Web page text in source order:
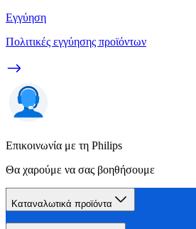
Εγγύηση
Πολιτικές εγγύησης προϊόντων
Επικοινωνία με τη Philips
Θα χαρούμε να σας βοηθήσουμε
Καταναλωτικά προϊόντα